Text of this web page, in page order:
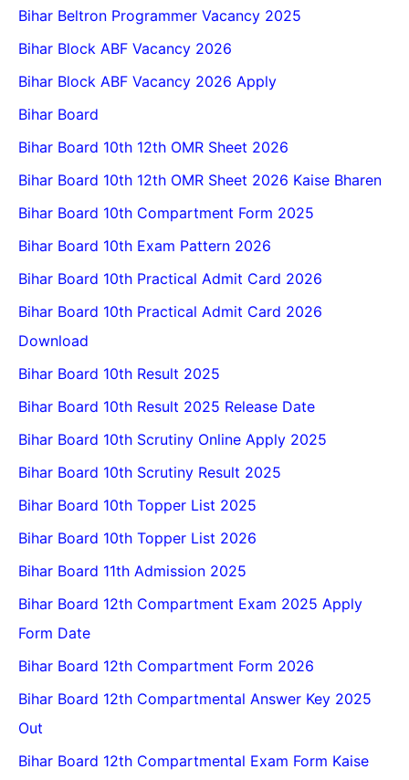
Bihar Beltron Programmer Vacancy 2025
Bihar Block ABF Vacancy 2026
Bihar Block ABF Vacancy 2026 Apply
Bihar Board
Bihar Board 10th 12th OMR Sheet 2026
Bihar Board 10th 12th OMR Sheet 2026 Kaise Bharen
Bihar Board 10th Compartment Form 2025
Bihar Board 10th Exam Pattern 2026
Bihar Board 10th Practical Admit Card 2026
Bihar Board 10th Practical Admit Card 2026
Download
Bihar Board 10th Result 2025
Bihar Board 10th Result 2025 Release Date
Bihar Board 10th Scrutiny Online Apply 2025
Bihar Board 10th Scrutiny Result 2025
Bihar Board 10th Topper List 2025
Bihar Board 10th Topper List 2026
Bihar Board 11th Admission 2025
Bihar Board 12th Compartment Exam 2025 Apply
Form Date
Bihar Board 12th Compartment Form 2026
Bihar Board 12th Compartmental Answer Key 2025
Out
Bihar Board 12th Compartmental Exam Form Kaise